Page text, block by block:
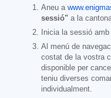
Aneu a
sessió" a la
Inicia la sessió
Al menú de
costat de la vostra
disponible per
teniu diverses
individualment.